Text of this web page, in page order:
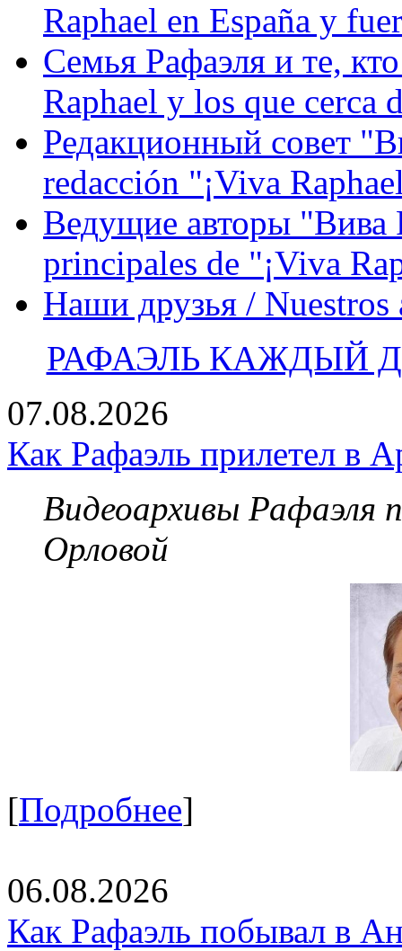
Raphael en España y
Семья Рафаэля и те,
Raphael y los que cerca
Редакционный совет
redacción "¡Viva
Ведущие авторы "Вива
principales de "¡Viva
Наши друзья / Nuestros
РАФАЭЛЬ КАЖДЫЙ
07.08.2026
Как Рафаэль прилетел в
Видеоархивы Рафаэля
Орловой
[Подробнее]
06.08.2026
Как Рафаэль побывал в